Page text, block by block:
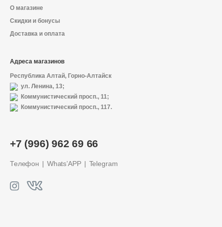
+7 (996) 962 69 66
Телефон Whats’APP Telegram
О магазине
Скидки и бонусы
Доставка и оплата
Адреса магазинов
Республика Алтай, Горно-Алтайск
ул. Ленина, 13;
Коммунистический просп., 11;
Коммунистический просп., 117.